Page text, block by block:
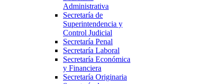
Administrativa
Secretaría de
Superintendencia y
Control Judicial
Secretaría Penal
Secretaría Laboral
Secretaría Económica
y Financiera
Secretaría Originaria